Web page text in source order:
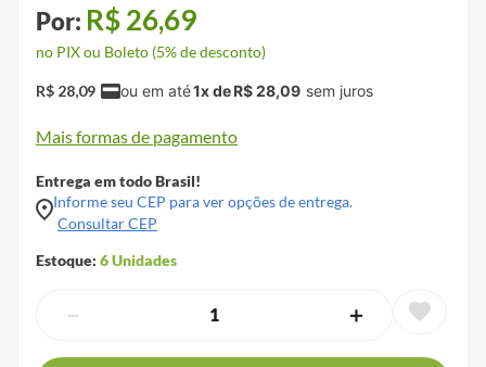
R$26,69
no PIX ou Boleto (5% de desconto)
R$ 28,09 1x deR$28,09
Mais formas de pagamento
Entrega em todo Brasil!
Informe seu CEP para ver opções de entrega.
Consultar CEP
Estoque: 6Unidades
＋
－